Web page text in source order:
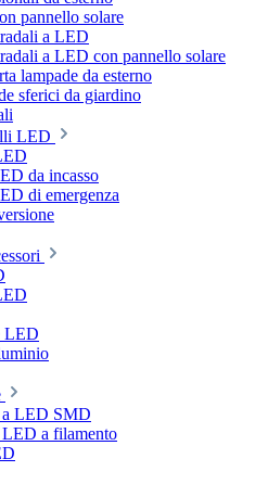
pannello solare
a LED
a LED con pannello solare
lampade da esterno
sferici da giardino
LED
da incasso
di emergenza
LED
a LED SMD
a filamento